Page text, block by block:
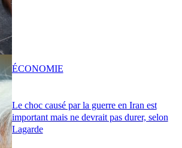
Le choc causé par la guerre en Iran est
important mais ne devrait pas durer, selon
Lagarde
ÉCONOMIE